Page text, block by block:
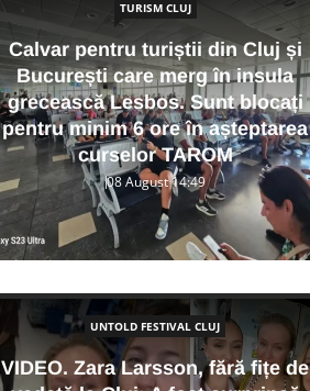
TURISM CLUJ
Calvar pentru turiștii din Cluj și
București care merg în insula
grecească Lesbos. Sunt blocați
pentru minim 6 ore în așteptarea
curselor TAROM
08 August 14:49
UNTOLD FESTIVAL CLUJ
VIDEO. Zara Larsson, fără fițe de